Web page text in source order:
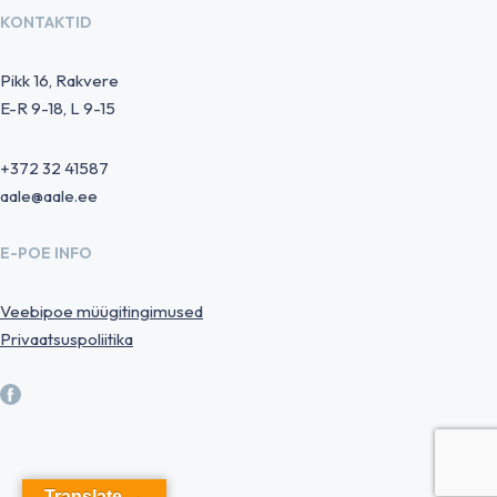
KONTAKTID
Pikk 16, Rakvere
E-R 9-18, L 9-15
+372 32 41587
aale@aale.ee
E-POE INFO
Veebipoe müügitingimused
Privaatsuspoliitika